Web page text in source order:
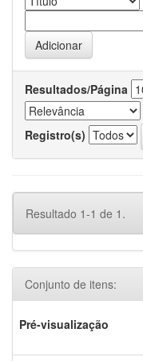
Resultados/Página
Registro(s)
Resultado 1-1 de 1.
Conjunto de itens:
Pré-visualização